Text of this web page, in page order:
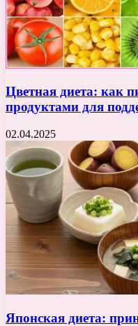
Цветная диета: как
продуктами для
02.04.2025
Японская диета: